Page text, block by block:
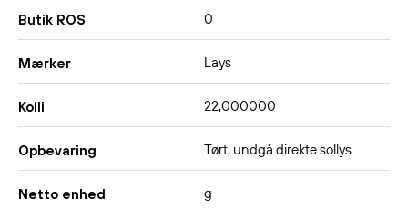
Butik ROS 0
Mærker Lays
Kolli 22,000000
Opbevaring Tørt, undgå direkte sollys.
Netto enhed g